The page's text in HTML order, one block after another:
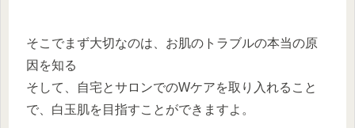
そこでまず大切なのは、お肌のトラブルの本当の原
因を知る
そして、自宅とサロンでのWケアを取り入れること
で、白玉肌を目指すことができますよ。